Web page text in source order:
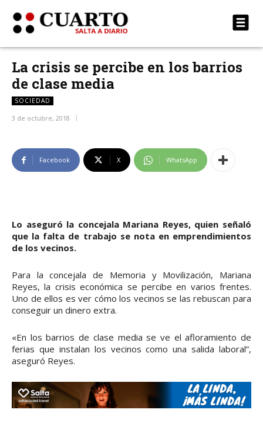
La crisis se percibe en los barrios
de clase media
SOCIEDAD
3 de octubre, 2018
Facebook X WhatsApp
Lo aseguró la concejala Mariana Reyes, quien señaló
que la falta de trabajo se nota en emprendimientos
de los vecinos.
Para la concejala de Memoria y Movilización, Mariana
Reyes, la crisis económica se percibe en varios frentes.
Uno de ellos es ver cómo los vecinos se las rebuscan para
conseguir un dinero extra.
«En los barrios de clase media se ve el afloramiento de
ferias que instalan los vecinos como una salida laboral”,
aseguró Reyes.